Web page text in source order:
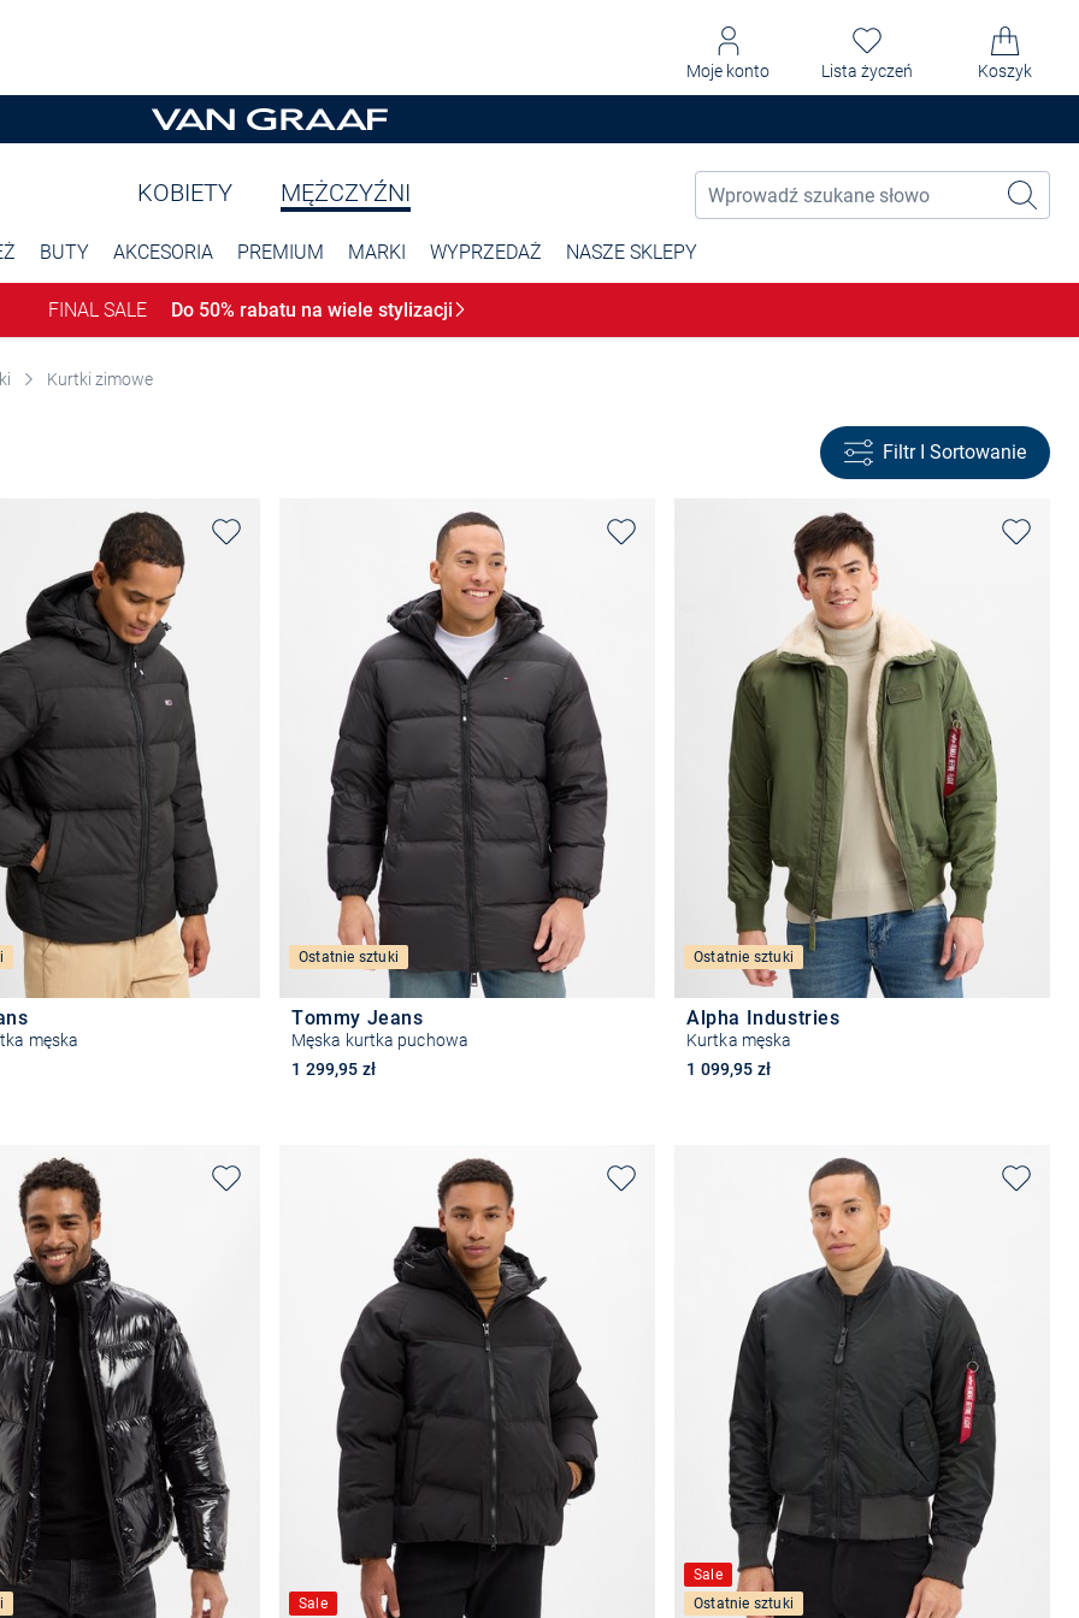
Moje konto Lista życzeń Koszyk
KOBIETY MĘŻCZYŹNI
BUTY AKCESORIA PREMIUM MARKI WYPRZEDAŻ NASZE SKLEPY
FINAL SALE Do 50% rabatu na wiele stylizacji
Kurtki zimowe
Filtr I Sortowanie
męska
Wybierz rozmiar
Ostatnie sztuki
Tommy Jeans
Męska kurtka puchowa
1 299,95 zł
Wybierz rozmiar
Ostatnie sztuki
Alpha Industries
Kurtka męska
1 099,95 zł
Wybierz rozmiar
Sale
Sale
Ostatnie sztuki